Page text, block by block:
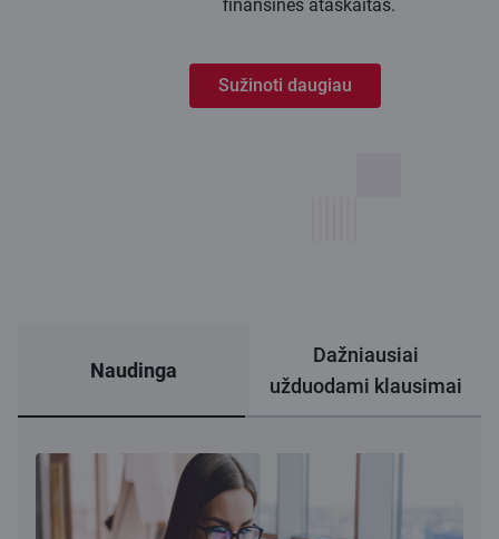
finansines ataskaitas.
Sužinoti daugiau
Naudinga
Dažniausiai
užduodami klausimai